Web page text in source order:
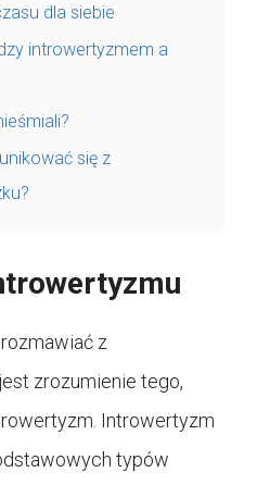
dla siebie
introwertyzmem a
się z
z
zrozumienie tego,
Introwertyzm
typów